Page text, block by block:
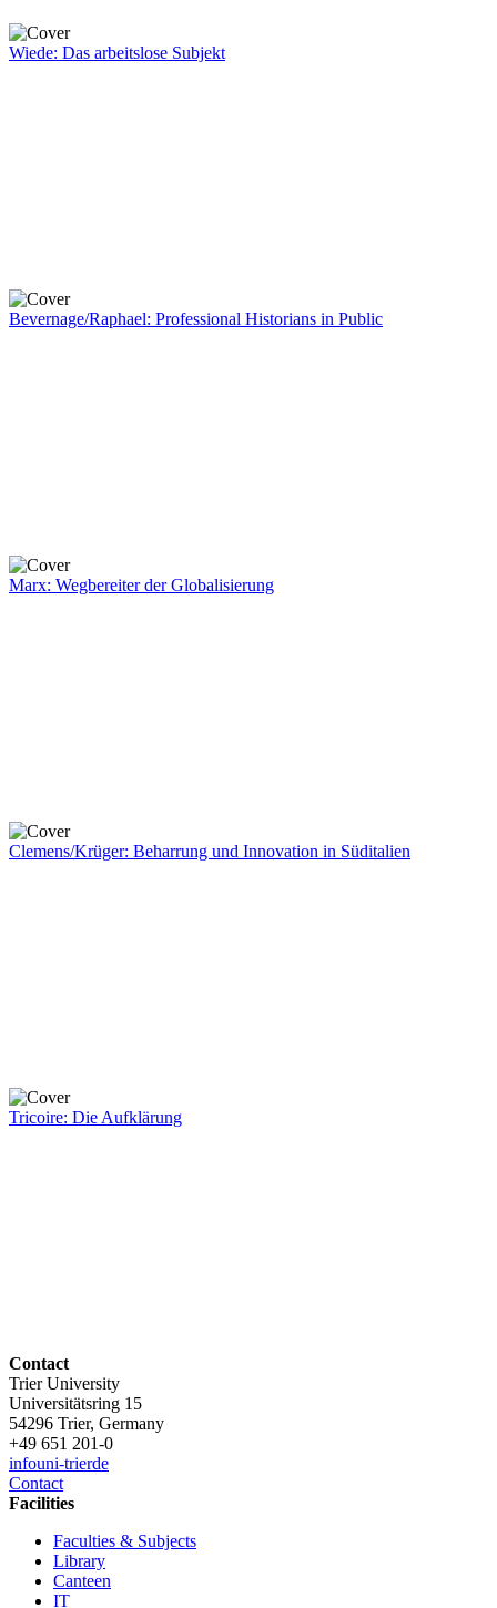
Wiede: Das arbeitslose Subjekt
Bevernage/Raphael: Professional Historians in Public
Marx: Wegbereiter der Globalisierung
Clemens/Krüger: Beharrung und Innovation in Süditalien
Tricoire: Die Aufklärung
Contact
Trier University
Universitätsring 15
54296 Trier, Germany
+49 651 201-0
infouni-trierde
Contact
Facilities
Faculties & Subjects
Library
Canteen
IT